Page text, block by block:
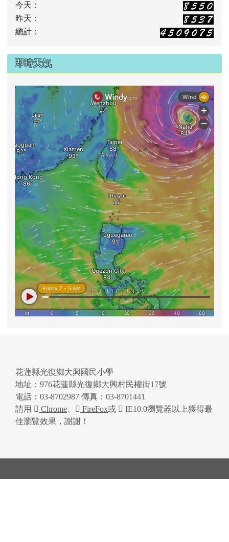
今天：
昨天：
總計：
即時天氣
花蓮縣光復鄉大興國民小學
地址：976花蓮縣光復鄉大興村民權街17號
電話：03-8702987 傳真：03-8701441
請用
Chrome FireFox或
IE10.0瀏覽器以上獲得最
佳瀏覽效果，謝謝！